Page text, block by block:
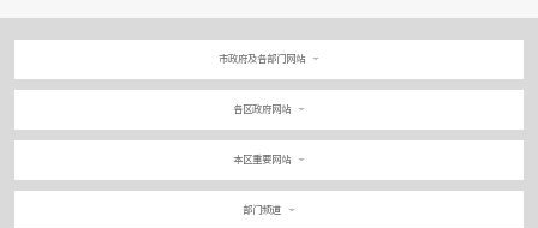
市政府及各部门网站
各区政府网站
本区重要网站
部门频道